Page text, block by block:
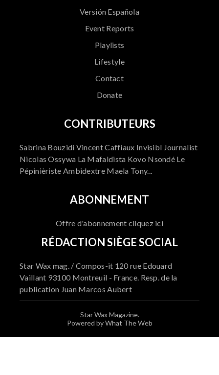
Versión Española
Event Reports
Playlists
Lifestyle
Contact
Donate
CONTRIBUTEURS
Sabrina Bouzidi Vincent Caffiaux Invisibl Journalist
Nicolas Ossywa La Mafaldista Kovo Nsondé Le
Pépinièriste Ambidextre Maela Tony...
ABONNEMENT
Offre d'abonnement cliquez ici
RÉDACTION SIÈGE SOCIAL
Star Wax mag. / Compos-it 120 rue Edouard
Vaillant 93100 Montreuil - France. Resp. de la
publication Juan Marcos Aubert
Star Wax Magazine.
Powered by What The Web